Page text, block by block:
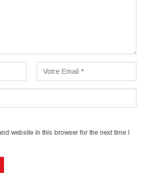
website in this browser for the next time I